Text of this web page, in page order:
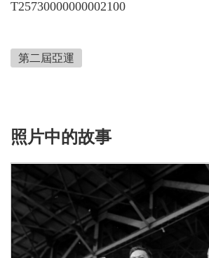
T25730000000002100
第二屆亞運
照片中的故事